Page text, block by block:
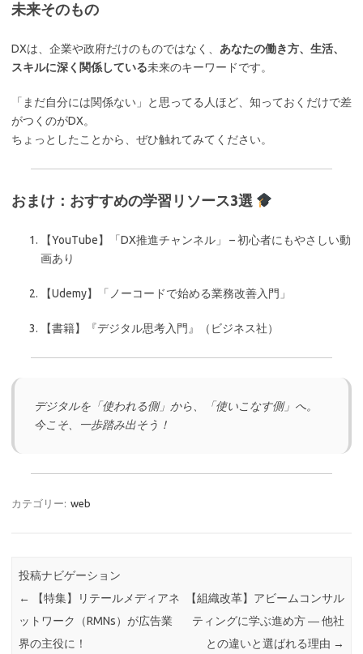
未来そのもの
DXは、企業や政府だけのものではなく、 あなたの働き方、生活、
スキルに深く関係している未来のキーワードです。
「まだ自分には関係ない」と思ってる人ほど、知っておくだけで差
がつくのがDX。
ちょっとしたことから、ぜひ触れてみてください。
おまけ：おすすめの学習リソース3選
【YouTube】「DX推進チャンネル」 – 初心者にもやさしい動
画あり
【Udemy】「ノーコードで始める業務改善入門」
【書籍】『デジタル思考入門』（ビジネス社）
デジタルを「使われる側」から、「使いこなす側」へ。
今こそ、一歩踏み出そう！
カテゴリー: web
投稿ナビゲーション
←
【特集】リテールメディアネ
ットワーク（RMNs）が広告業
界の主役に！
【組織改革】アビームコンサル
ティングに学ぶ進め方 ― 他社
との違いと選ばれる理由 →